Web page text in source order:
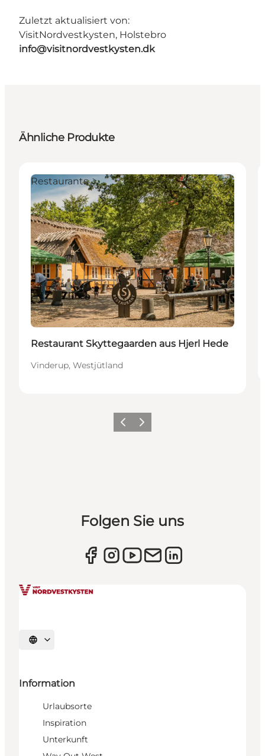
Zuletzt aktualisiert von:
VisitNordvestkysten, Holstebro
info@visitnordvestkysten.dk
Ähnliche Produkte
Restaurants
Restaurant Skyttegaarden aus Hjerl Hede
Vinderup, Westjütland
ZurückWeiter
Folgen Sie uns
Sprache auswählen
Information
Urlaubsorte
Inspiration
Unterkunft